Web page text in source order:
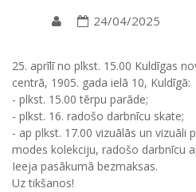
24/04/2025
25. aprīlī no plkst. 15.00 Kuldīgas
centrā, 1905. gada ielā 10, Kuldīgā:
- plkst. 15.00 tērpu parāde;
- plkst. 16. radošo darbnīcu skate;
- ap plkst. 17.00 vizuālās un vizuāli
modes kolekciju, radošo darbnīcu
Ieeja pasākumā bezmaksas.
Uz tikšanos!